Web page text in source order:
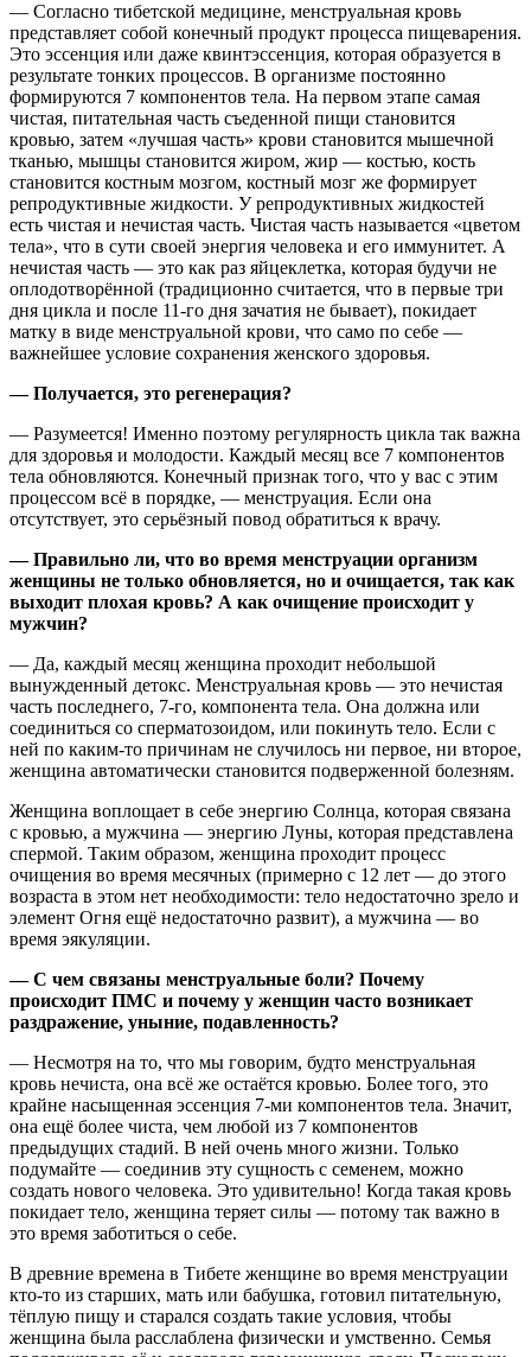
— Согласно тибетской медицине, менструальная кровь
представляет собой конечный продукт процесса пищеварения.
Это эссенция или даже квинтэссенция, которая образуется в
результате тонких процессов. В организме постоянно
формируются 7 компонентов тела. На первом этапе самая
чистая, питательная часть съеденной пищи становится
кровью, затем «лучшая часть» крови становится мышечной
тканью, мышцы становится жиром, жир — костью, кость
становится костным мозгом, костный мозг же формирует
репродуктивные жидкости. У репродуктивных жидкостей
есть чистая и нечистая часть. Чистая часть называется «цветом
тела», что в сути своей энергия человека и его иммунитет. А
нечистая часть — это как раз яйцеклетка, которая будучи не
оплодотворённой (традиционно считается, что в первые три
дня цикла и после 11-го дня зачатия не бывает), покидает
матку в виде менструальной крови, что само по себе —
важнейшее условие сохранения женского здоровья.
— Получается, это регенерация?
— Разумеется! Именно поэтому регулярность цикла так важна
для здоровья и молодости. Каждый месяц все 7 компонентов
тела обновляются. Конечный признак того, что у вас с этим
процессом всё в порядке, — менструация. Если она
отсутствует, это серьёзный повод обратиться к врачу.
— Правильно ли, что во время менструации организм
женщины не только обновляется, но и очищается, так как
выходит плохая кровь? А как очищение происходит у
мужчин?
— Да, каждый месяц женщина проходит небольшой
вынужденный детокс. Менструальная кровь — это нечистая
часть последнего, 7-го, компонента тела. Она должна или
соединиться со сперматозоидом, или покинуть тело. Если с
ней по каким-то причинам не случилось ни первое, ни второе,
женщина автоматически становится подверженной болезням.
Женщина воплощает в себе энергию Солнца, которая связана
с кровью, а мужчина — энергию Луны, которая представлена
спермой. Таким образом, женщина проходит процесс
очищения во время месячных (примерно с 12 лет — до этого
возраста в этом нет необходимости: тело недостаточно зрело и
элемент Огня ещё недостаточно развит), а мужчина — во
время эякуляции.
— С чем связаны менструальные боли? Почему
происходит ПМС и почему у женщин часто возникает
раздражение, уныние, подавленность?
— Несмотря на то, что мы говорим, будто менструальная
кровь нечиста, она всё же остаётся кровью. Более того, это
крайне насыщенная эссенция 7-ми компонентов тела. Значит,
она ещё более чиста, чем любой из 7 компонентов
предыдущих стадий. В ней очень много жизни. Только
подумайте — соединив эту сущность с семенем, можно
создать нового человека. Это удивительно! Когда такая кровь
покидает тело, женщина теряет силы — потому так важно в
это время заботиться о себе.
В древние времена в Тибете женщине во время менструации
кто-то из старших, мать или бабушка, готовил питательную,
тёплую пищу и старался создать такие условия, чтобы
женщина была расслаблена физически и умственно. Семья